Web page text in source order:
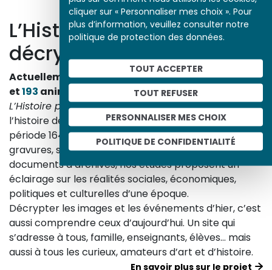
cliquer sur « Personnaliser mes choix ». Pour
plus d’information, veuillez consulter notre
politique de protection des données.
TOUT ACCEPTER
TOUT REFUSER
PERSONNALISER MES CHOIX
POLITIQUE DE CONFIDENTIALITÉ
L’Histoire par l’image
décrypte l’histoire
Actuellement en ligne3153œuvres,1748études
et193 animations.
L’Histoire par l’imageexplore les événements de
l’histoire de France et les évolutions majeures de la
période 1643-1945. À travers des peintures, dessins,
gravures, sculptures, photographies, affiches,
documents d’archives, nos études proposent un
éclairage sur les réalités sociales, économiques,
politiques et culturelles d’une époque.
Décrypter les images et les événements d’hier, c’est
aussi comprendre ceux d’aujourd’hui. Un site qui
s’adresse à tous, famille, enseignants, élèves… mais
aussi à tous les curieux, amateurs d’art et d’histoire.
En savoir plus sur le projet